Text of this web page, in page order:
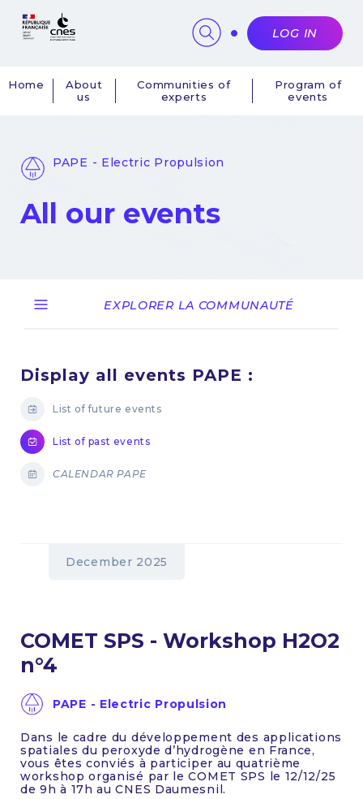
Navigation
Home
About
us
Communities of
experts
Program of
events
LOG IN
PAPE - Electric Propulsion
All our events
EXPLORER LA COMMUNAUTÉ
Display all events PAPE :
List of future events
List of past events
CALENDAR PAPE
December 2025
COMET SPS - Workshop H2O2
n°4
PAPE - Electric Propulsion
Dans le cadre du développement des applications
spatiales du peroxyde d’hydrogène en France,
vous êtes conviés à participer au quatrième
workshop organisé par le COMET SPS le 12/12/25
de 9h à 17h au CNES Daumesnil.